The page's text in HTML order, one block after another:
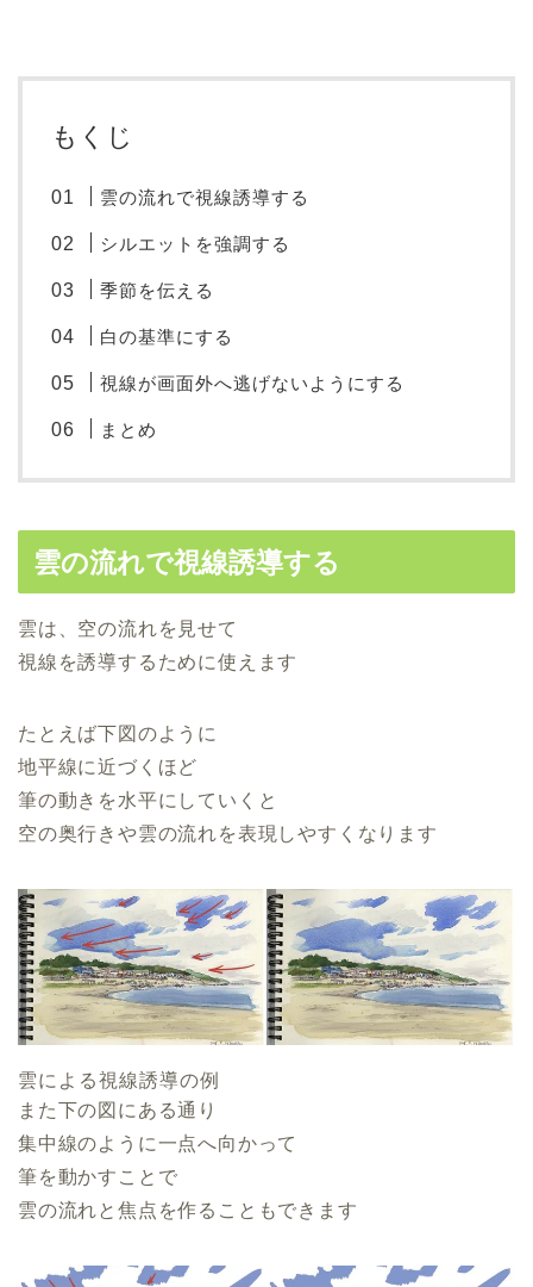
もくじ
雲の流れで視線誘導する
シルエットを強調する
季節を伝える
白の基準にする
視線が画面外へ逃げないようにする
まとめ
雲の流れで視線誘導する
雲は、空の流れを見せて
視線を誘導するために使えます
たとえば下図のように
地平線に近づくほど
筆の動きを水平にしていくと
空の奥行きや雲の流れを表現しやすくなります
雲による視線誘導の例
また下の図にある通り
集中線のように一点へ向かって
筆を動かすことで
雲の流れと焦点を作ることもできます